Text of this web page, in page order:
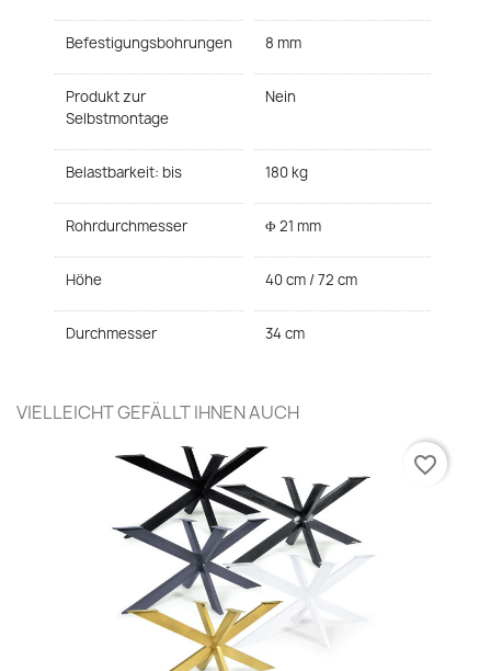
Befestigungsbohrungen 8 mm
Produkt zur
Selbstmontage
Nein
Belastbarkeit: bis 180 kg
Rohrdurchmesser Φ 21 mm
Höhe 40 cm / 72 cm
Durchmesser 34 cm
VIELLEICHT GEFÄLLT IHNEN AUCH
favorite_border